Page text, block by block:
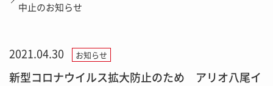
中止のお知らせ
2021.04.30 お知らせ
新型コロナウイルス拡大防止のため アリオ八尾イ